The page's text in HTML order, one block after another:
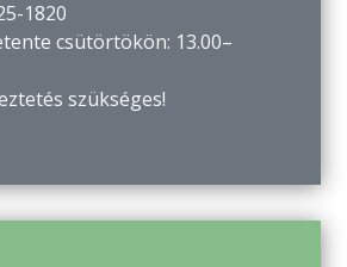
1820
csütörtökön: 13.00–
szükséges!